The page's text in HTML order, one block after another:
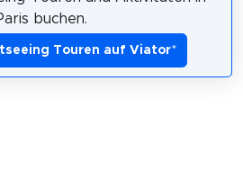
buchen.
Touren auf Viator*